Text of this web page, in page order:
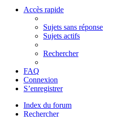
Accès rapide
Sujets sans réponse
Sujets actifs
Rechercher
FAQ
Connexion
S’enregistrer
Index du forum
Rechercher